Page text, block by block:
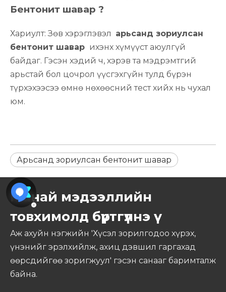
Бентонит шавар ?
Хариулт: Зөв хэрэглэвэл арьсанд зориулсан
бентонит шавар ихэнх хүмүүст аюулгүй
байдаг. Гэсэн хэдий ч, хэрэв та мэдрэмтгий
арьстай бол цочрол үүсгэхгүйн тулд бүрэн
түрхэхээсээ өмнө нөхөөсний тест хийх нь чухал
юм.
Арьсанд зориулсан бентонит шавар
Манай мэдээллийн
товхимолд бүртгүүлнэ үү
Аж ахуйн нэгжийн 'Хүсэл зорилгодоо хүрэх,
үнэнийг эрэлхийлж, ахиц дэвшил гаргахад
өөрсдийгөө зоригжуул' гэсэн санааг баримталж
байна.